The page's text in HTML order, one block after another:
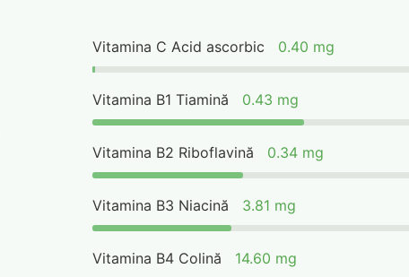
Vitamina C Acid ascorbic 0.40 mg
Vitamina B1 Tiamină 0.43 mg
Vitamina B2 Riboflavină 0.34 mg
Vitamina B3 Niacină 3.81 mg
Vitamina B4 Colină 14.60 mg